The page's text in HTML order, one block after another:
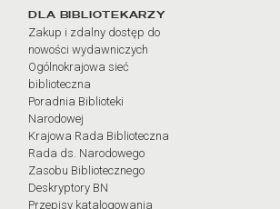
DLA BIBLIOTEKARZY
Zakup i zdalny dostęp do
nowości wydawniczych
Ogólnokrajowa sieć
biblioteczna
Poradnia Biblioteki
Narodowej
Krajowa Rada Biblioteczna
Rada ds. Narodowego
Zasobu Bibliotecznego
Deskryptory BN
Przepisy katalogowania